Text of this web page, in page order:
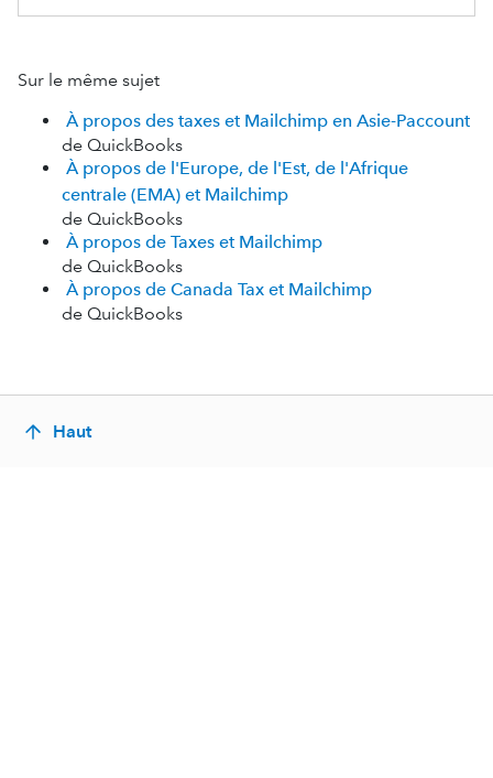
Sur le même sujet
À propos des taxes et Mailchimp en Asie-Paccount
de QuickBooks
À propos de l'Europe, de l'Est, de l'Afrique
centrale (EMA) et Mailchimp
de QuickBooks
À propos de Taxes et Mailchimp
de QuickBooks
À propos de Canada Tax et Mailchimp
de QuickBooks
Haut